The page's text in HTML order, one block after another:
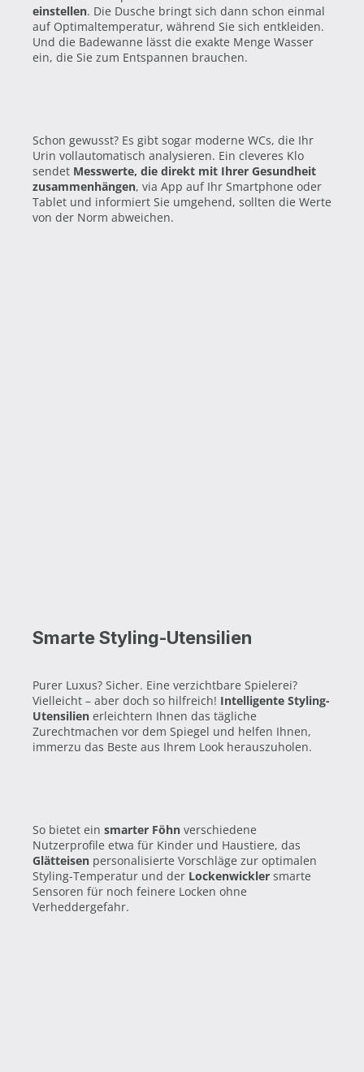
einstellen. Die Dusche bringt sich dann schon einmal
auf Optimaltemperatur, während Sie sich entkleiden.
Und die Badewanne lässt die exakte Menge Wasser
ein, die Sie zum Entspannen brauchen.
Schon gewusst? Es gibt sogar moderne WCs, die Ihr
Urin vollautomatisch analysieren. Ein cleveres Klo
sendet Messwerte, die direkt mit Ihrer Gesundheit
zusammenhängen, via App auf Ihr Smartphone oder
Tablet und informiert Sie umgehend, sollten die Werte
von der Norm abweichen.
Smarte Styling-Utensilien
Purer Luxus? Sicher. Eine verzichtbare Spielerei?
Vielleicht – aber doch so hilfreich! Intelligente Styling-
Utensilien erleichtern Ihnen das tägliche
Zurechtmachen vor dem Spiegel und helfen Ihnen,
immerzu das Beste aus Ihrem Look herauszuholen.
So bietet ein smarter Föhn verschiedene
Nutzerprofile etwa für Kinder und Haustiere, das
Glätteisen personalisierte Vorschläge zur optimalen
Styling-Temperatur und der Lockenwickler smarte
Sensoren für noch feinere Locken ohne
Verheddergefahr.